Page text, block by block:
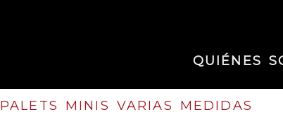
QUIÉNES
PALETS MINIS VARIAS MEDIDAS